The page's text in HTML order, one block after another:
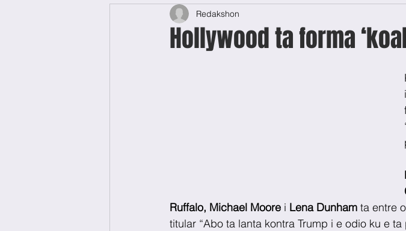
Hollywood ta forma
Redakshon
Ruffalo, Michael Moore i Lena Dunham ta entre
titular “Abo ta lanta kontra Trump i e odio ku e ta